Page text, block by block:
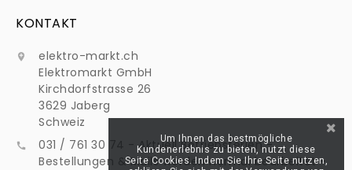
KONTAKT

elektro-markt.ch
Elektromarkt GmbH
Kirchdorfstrasse 26
3629 Jaberg
Schweiz

031 / 761 30 74 - Aktuell Betriebsferien -
Bestellungen & Mails werden normal bearbeitet -
Um Ihnen das bestmögliche
Kundenerlebnis zu bieten, nutzt diese
Seite Cookies. Indem Sie Ihre Seite nutzen,